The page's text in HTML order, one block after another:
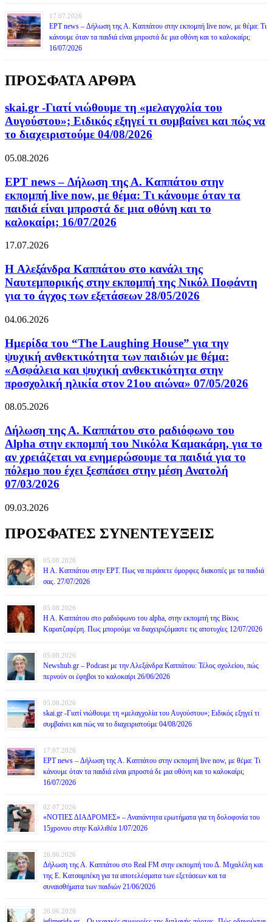
17.07.2026
ΕΡΤ news – Δήλωση της Α. Καππάτου στην εκπομπή live now, με θέμα: Τι
κάνουμε όταν τα παιδιά είναι μπροστά δε μια οθόνη και το καλοκαίρι;
16/07/2026
ΠΡΟΣΦΑΤΑ ΑΡΘΡΑ
skai.gr -Γιατί νιώθουμε τη «μελαγχολία του
Αυγούστου»; Ειδικός εξηγεί τι συμβαίνει και πώς να
το διαχειριστούμε 04/08/2026
05.08.2026
ΕΡΤ news – Δήλωση της Α. Καππάτου στην
εκπομπή live now, με θέμα: Τι κάνουμε όταν τα
παιδιά είναι μπροστά δε μια οθόνη και το
καλοκαίρι; 16/07/2026
17.07.2026
H Αλεξάνδρα Καππάτου στο κανάλι της
Ναυτεμπορικής στην εκπομπή της Νικόλ Ποφάντη
για το άγχος των εξετάσεων 28/05/2026
04.06.2026
Ημερίδα του “The Laughing House” για την
ψυχική ανθεκτικότητα των παιδιών με θέμα:
«Ασφάλεια και ψυχική ανθεκτικότητα στην
προσχολική ηλικία στον 21ου αιώνα» 07/05/2026
08.05.2026
Δήλωση της Α. Καππάτου στο ραδιόφωνο του
Alpha στην εκπομπή του Νικόλα Καμακάρη, για το
αν χρειάζεται να ενημερώσουμε τα παιδιά για το
πόλεμο που έχει ξεσπάσει στην μέση Ανατολή
07/03/2026
09.03.2026
ΠΡΟΣΦΑΤΕΣ ΣΥΝΕΝΤΕΥΞΕΙΣ
05.08.2026
Η Α. Καππάτου στην ΕΡΤ. Πως να περάσετε όμορφες διακοπές με τα παιδιά
σας. 27/07/2026
05.08.2026
Η Α. Καππάτου στο ραδιόφωνο του alpha, στην εκπομπή της Βίκυς
Καρατζαφέρη. Πως μπορούμε να διαχειριζόμαστε τις αποτυχίες 12/07/2026
05.08.2026
Newshub.gr – Podcast με την Αλεξάνδρα Καππάτου: Τέλος σχολείου, πώς
περνούν οι έφηβοι το καλοκαίρι 26/06/2026
05.08.2026
skai.gr -Γιατί νιώθουμε τη «μελαγχολία του Αυγούστου»; Ειδικός εξηγεί τι
συμβαίνει και πώς να το διαχειριστούμε 04/08/2026
17.07.2026
ΕΡΤ news – Δήλωση της Α. Καππάτου στην εκπομπή live now, με θέμα: Τι
κάνουμε όταν τα παιδιά είναι μπροστά δε μια οθόνη και το καλοκαίρι;
16/07/2026
02.07.2026
«ΝΟΤΙΕΣ ΔΙΑΔΡΟΜΕΣ» – Αναπάντητα ερωτήματα για τη δολοφονία του
15χρονου στην Καλλιθέα 1/07/2026
26.06.2026
Δήλωση της Α. Καππάτου στο Real FM στην εκπομπή του Δ. Μιχαλέλη και
της Ε. Κατσαμπέκη για τα αποτελέσματα των εξετάσεων και τα
συναισθήματα των παιδιών 21/06/2026
26.06.2026